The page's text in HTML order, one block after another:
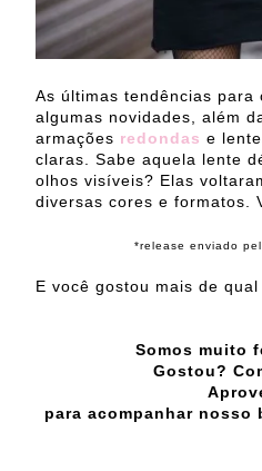
As últimas tendências para
algumas novidades, além
armações redondas e
claras. Sabe aquela lente
olhos visíveis? Elas
diversas cores e formatos.
*release enviado
E você gostou mais de
Somos muito
Gostou?
para acompanhar